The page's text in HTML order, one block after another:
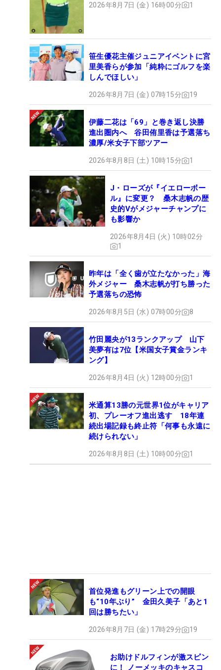
2026年8月7日 (金) 16時00分 1
笹生優花主催ジュニアイベントに宮
里美香らが参加「純粋にゴルフを楽
しんでほしい」
2026年8月7日 (金) 07時15分 19
伊藤二花は「69」と巻き返し決勝
進出圏内へ 谷田侑里香は予選落ち
濃厚/米女子下部ツアー
2026年8月8日 (土) 10時15分 1
J・ローズが『イエローボー
ル』に変更？ 桑木志帆の歴
史的Vがメジャーチャンプに
も影響か
2026年8月4日 (火) 10時02分
1
昨年は「全く歯が立たなかった」海
外メジャー 桑木志帆が打ち勝った
予選落ちの恐怖
2026年8月5日 (水) 07時00分 8
竹田麗央が13ランクアップ 山下
美夢有は7位【米国女子賞金ランキ
ング】
2026年8月4日 (火) 12時00分 1
米通算13勝の元世界1位がキャリア
初、プレーオフ進出逃す 18年連
続出場記録も終止符「何事も永遠に
続けられない」
2026年8月8日 (土) 10時00分 1
首位発進もグリーン上での開眼
も“10年ぶり” 金田久美子「あと1
回は勝ちたい」
2026年8月7日 (金) 17時29分 19
お助けドルフィンが激スピン
に！ ノーメッキのキャスコ